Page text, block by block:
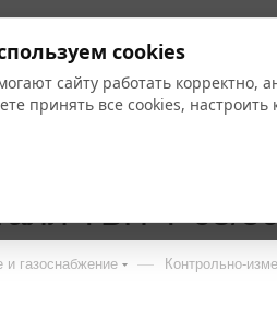
Бренды
ТБП-Т 63/
и газоснабжение — Контрольно-
cookies
сайту работать корректно,
принять все cookies,